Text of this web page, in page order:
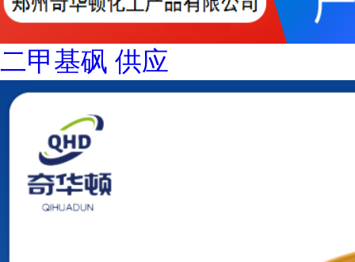
二甲基砜 供应